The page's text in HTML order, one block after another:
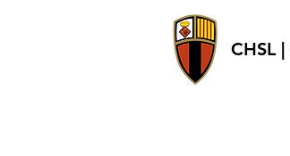
CHSL |